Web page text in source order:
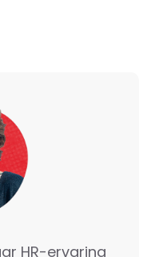
HR-ervaring